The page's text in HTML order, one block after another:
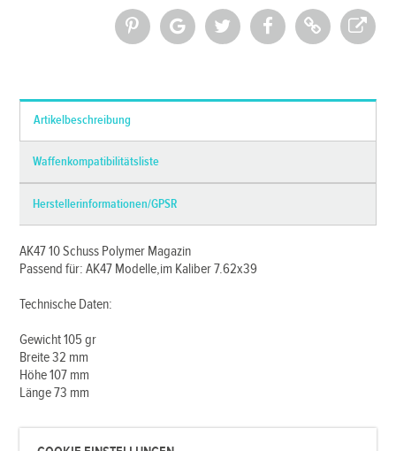
Artikelbeschreibung
Waffenkompatibilitätsliste
Herstellerinformationen/GPSR
AK47 10 Schuss Polymer Magazin
Passend für: AK47 Modelle,im Kaliber 7.62x39
Technische Daten:
Gewicht 105 gr
Breite 32 mm
Höhe 107 mm
Länge 73 mm